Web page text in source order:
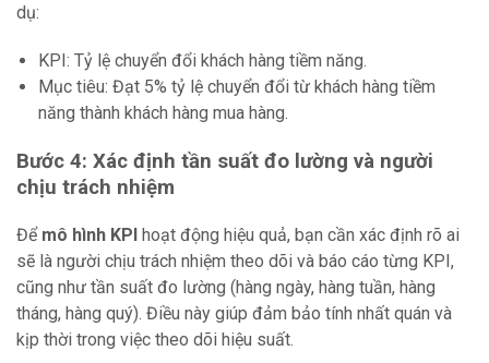
dụ:
KPI: Tỷ lệ chuyển đổi khách hàng tiềm năng.
Mục tiêu: Đạt 5% tỷ lệ chuyển đổi từ khách hàng tiềm
năng thành khách hàng mua hàng.
Bước 4: Xác định tần suất đo lường và người
chịu trách nhiệm
Để mô hình KPI hoạt động hiệu quả, bạn cần xác định rõ ai
sẽ là người chịu trách nhiệm theo dõi và báo cáo từng KPI,
cũng như tần suất đo lường (hàng ngày, hàng tuần, hàng
tháng, hàng quý). Điều này giúp đảm bảo tính nhất quán và
kịp thời trong việc theo dõi hiệu suất.